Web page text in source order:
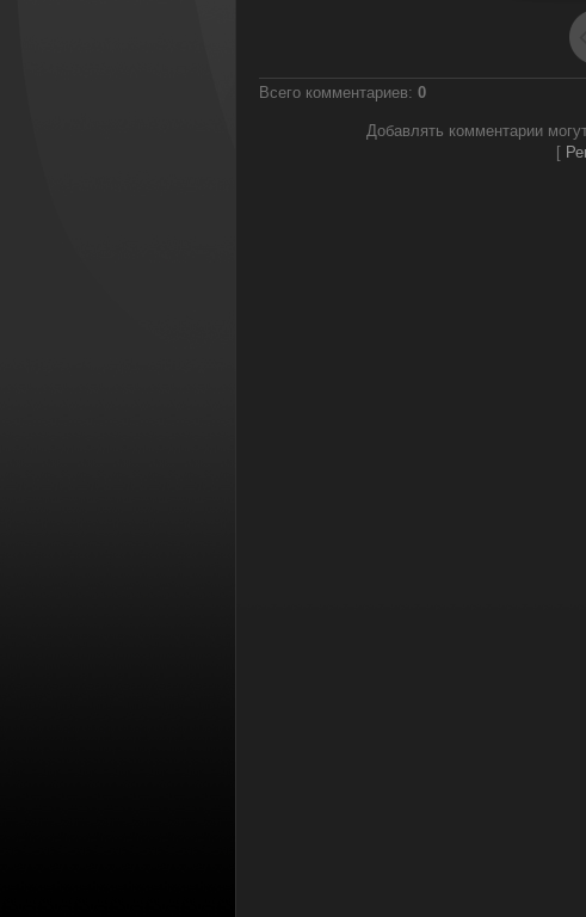
Всего комментариев: 0
Добавлять комментарии
[